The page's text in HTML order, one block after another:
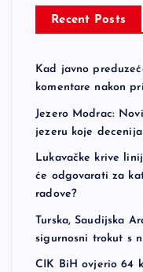
Recent Posts
Kad javno
komentare nakon
Jezero Modrac:
jezeru koje
Lukavačke krive
će odgovarati za
radove?
Turska, Saudijska
sigurnosni trokut s
CIK BiH ovjerio 64